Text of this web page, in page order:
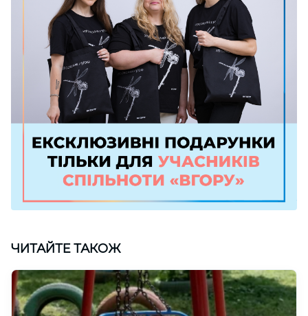
ЧИТАЙТЕ ТАКОЖ